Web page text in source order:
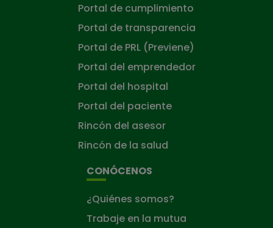
Portal de cumplimiento
Portal de transparencia
Portal de PRL (Previene)
Portal del emprendedor
Portal del hospital
Portal del paciente
Rincón del asesor
Rincón de la salud
CONÓCENOS
¿Quiénes somos?
Trabaje en la mutua